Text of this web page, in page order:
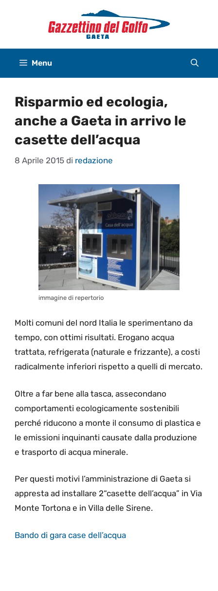
Menu
Risparmio ed ecologia,
anche a Gaeta in arrivo le
casette dell’acqua
8 Aprile 2015 di redazione
immagine di repertorio
Molti comuni del nord Italia le sperimentano da
tempo, con ottimi risultati. Erogano acqua
trattata, refrigerata (naturale e frizzante), a costi
radicalmente inferiori rispetto a quelli di mercato.
Oltre a far bene alla tasca, assecondano
comportamenti ecologicamente sostenibili
perché riducono a monte il consumo di plastica e
le emissioni inquinanti causate dalla produzione
e trasporto di acqua minerale.
Per questi motivi l’amministrazione di Gaeta si
appresta ad installare 2“casette dell’acqua” in Via
Monte Tortona e in Villa delle Sirene.
Bando di gara case dell’acqua